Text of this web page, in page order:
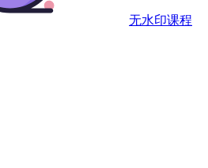
无水印课程